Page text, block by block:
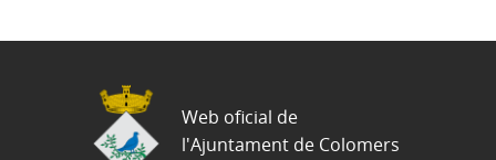
Web oficial de
l'Ajuntament de Colomers